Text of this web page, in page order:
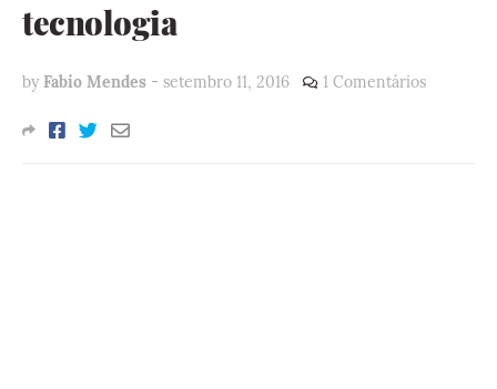
tecnologia
by Fabio Mendes - setembro 11, 2016 1 Comentários